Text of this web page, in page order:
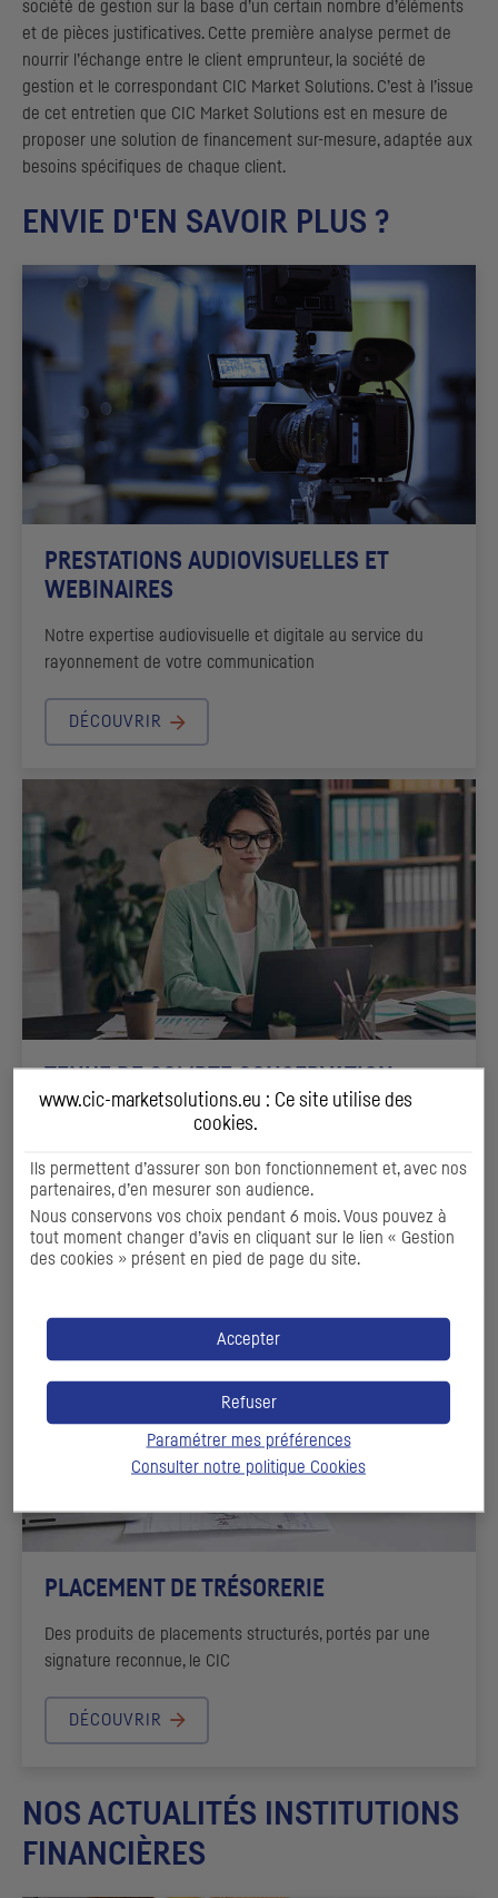
société de gestion sur la base d’un certain nombre d’éléments
et de pièces justificatives. Cette première analyse permet de
nourrir l’échange entre le client emprunteur, la société de
gestion et le correspondant CIC Market Solutions. C’est à l’issue
de cet entretien que CIC Market Solutions est en mesure de
proposer une solution de financement sur-mesure, adaptée aux
besoins spécifiques de chaque client.
ENVIE D'EN SAVOIR PLUS ?
PRESTATIONS AUDIOVISUELLES ET
WEBINAIRES
Notre expertise audiovisuelle et digitale au service du
rayonnement de votre communication
DÉCOUVRIR
TENUE DE COMPTE CONSERVATION
Notre cœur d’expertise sur les métiers du titre, pour le
institutionnels
DÉCOUVRIR
PLACEMENT DE TRÉSORERIE
Des produits de placements structurés, portés par une
signature reconnue, le CIC
DÉCOUVRIR
NOS ACTUALITÉS INSTITUTIONS
FINANCIÈRES
www.cic-marketsolutions.eu : Ce site utilise des
cookies.
Ils permettent d’assurer son bon fonctionnement et, avec nos
partenaires, d’en mesurer son audience.
Nous conservons vos choix pendant 6 mois. Vous pouvez à
tout moment changer d’avis en cliquant sur le lien « Gestion
des cookies » présent en pied de page du site.
Accepter
Refuser
Paramétrer mes préférences
Consulter notre politique Cookies